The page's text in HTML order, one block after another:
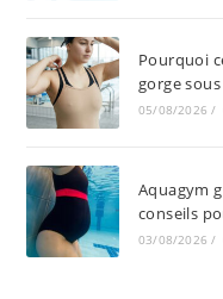
Pourquoi
gorge
05/08/2026 /
Aquagym
conseils
03/08/2026 /